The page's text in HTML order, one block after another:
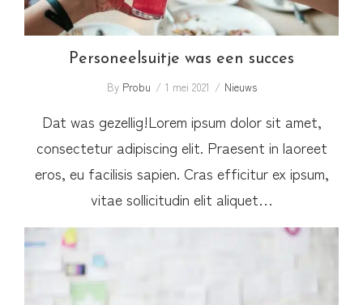
Personeelsuitje was een succes
By Probu 1 mei 2021 Nieuws
Dat was gezellig!Lorem ipsum dolor sit amet,
consectetur adipiscing elit. Praesent in laoreet
eros, eu facilisis sapien. Cras efficitur ex ipsum,
vitae sollicitudin elit aliquet…